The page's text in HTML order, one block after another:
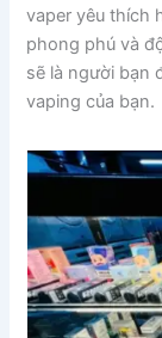
vaper yêu thích
phong phú và
sẽ là người bạn
vaping của bạn.